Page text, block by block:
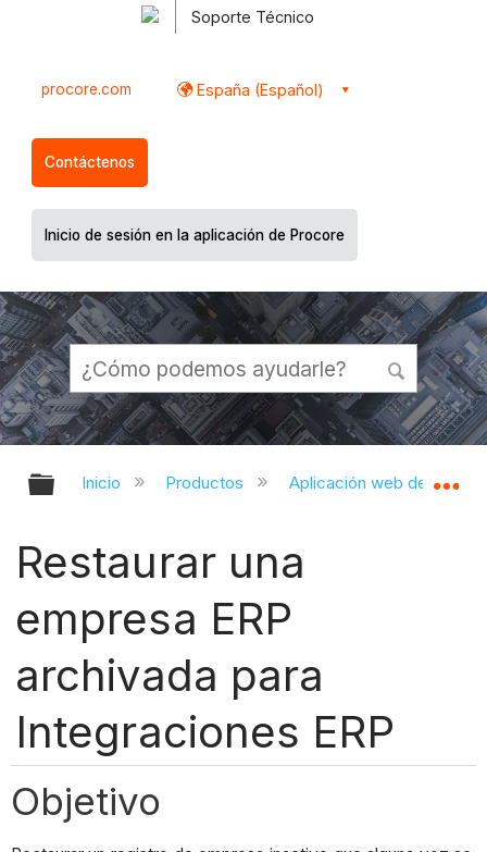
Soporte Técnico
procore.com España (Español)
Contáctenos
Inicio de sesión en la aplicación de Procore
Expandir/contraer jerarquía global
Inicio Productos Aplicación web de
Restaurar una
empresa ERP
archivada para
Integraciones ERP
Objetivo